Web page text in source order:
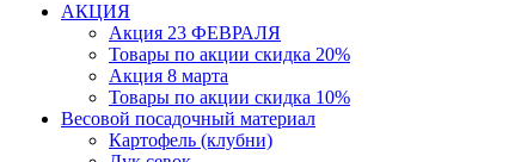
АКЦИЯ
Акция 23 ФЕВРАЛЯ
Товары по акции скидка 20%
Акция 8 марта
Товары по акции скидка 10%
Весовой посадочный материал
Картофель (клубни)